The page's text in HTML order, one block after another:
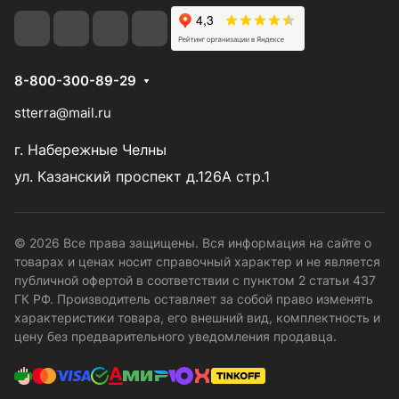
8-800-300-89-29
stterra@mail.ru
г. Набережные Челны
ул. Казанский проспект д.126А стр.1
© 2026 Все права защищены. Вся информация на сайте о
товарах и ценах носит справочный характер и не является
публичной офертой в соответствии с пунктом 2 статьи 437
ГК РФ. Производитель оставляет за собой право изменять
характеристики товара, его внешний вид, комплектность и
цену без предварительного уведомления продавца.